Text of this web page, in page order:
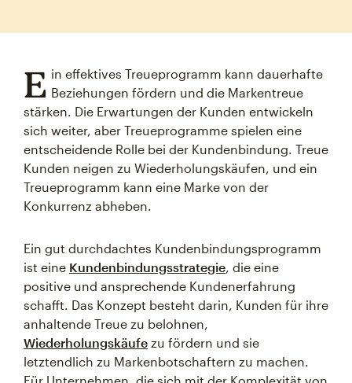
E in effektives Treueprogramm kann dauerhafte
Beziehungen fördern und die Markentreue
stärken. Die Erwartungen der Kunden entwickeln
sich weiter, aber Treueprogramme spielen eine
entscheidende Rolle bei der Kundenbindung. Treue
Kunden neigen zu Wiederholungskäufen, und ein
Treueprogramm kann eine Marke von der
Konkurrenz abheben.
Ein gut durchdachtes Kundenbindungsprogramm
ist eine Kundenbindungsstrategie, die eine
positive und ansprechende Kundenerfahrung
schafft. Das Konzept besteht darin, Kunden für ihre
anhaltende Treue zu belohnen,
Wiederholungskäufe zu fördern und sie
letztendlich zu Markenbotschaftern zu machen.